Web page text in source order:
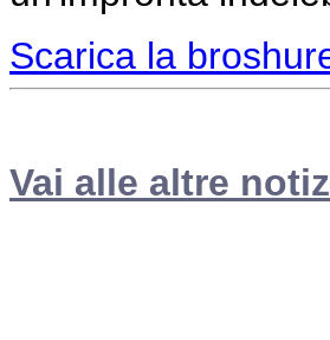
Scarica la
Vai alle altre